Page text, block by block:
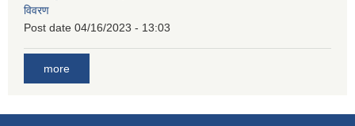
विवरण
Post date 04/16/2023 - 13:03
more